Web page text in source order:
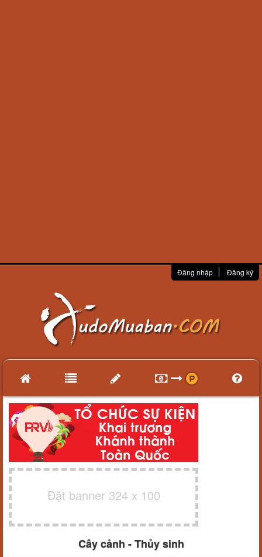
Đăng nhập Đăng ký
Đặt banner 324 x 100
Cây cảnh - Thủy sinh